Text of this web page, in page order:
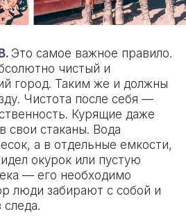
Это самое важное правило.
чистый и
город. Таким же и должны
Чистота после себя —
Курящие даже
свои стаканы. Вода
а в отдельные емкости,
окурок или пустую
— его необходимо
люди забирают с собой и
следа.